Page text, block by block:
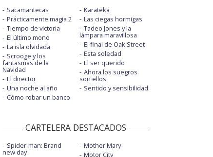
Sacamantecas
Prácticamente magia 2
Tiempo de victoria
El último mono
La isla olvidada
Scrooge y los
fantasmas de la
Navidad
El director
Una noche al año
Cómo robar un banco
Karateka
Las ciegas hormigas
Tadeo Jones y la
lámpara maravillosa
El final de Oak Street
Esta soledad
El ser querido
Ahora los suegros
son ellos
Sentido y sensibilidad
CARTELERA DESTACADOS
Spider-man: Brand
new day
Mother Mary
Motor City